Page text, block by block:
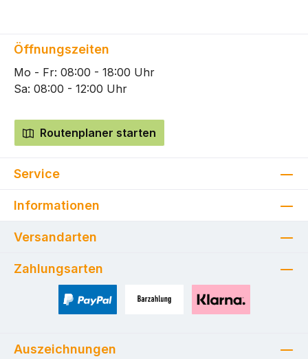
Öffnungszeiten
Mo - Fr: 08:00 - 18:00 Uhr
Sa: 08:00 - 12:00 Uhr
Routenplaner starten
Service
Informationen
Versandarten
Zahlungsarten
Auszeichnungen